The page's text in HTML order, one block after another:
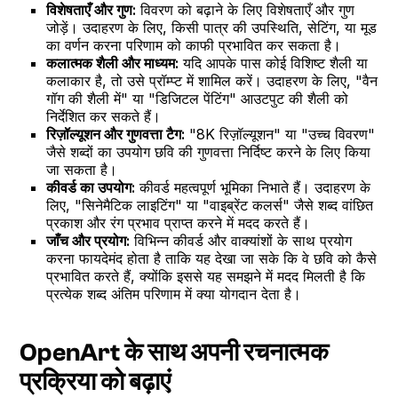
विशेषताएँ और गुण: विवरण को बढ़ाने के लिए विशेषताएँ और गुण
जोड़ें। उदाहरण के लिए, किसी पात्र की उपस्थिति, सेटिंग, या मूड
का वर्णन करना परिणाम को काफी प्रभावित कर सकता है।
कलात्मक शैली और माध्यम: यदि आपके पास कोई विशिष्ट शैली या
कलाकार है, तो उसे प्रॉम्प्ट में शामिल करें। उदाहरण के लिए, "वैन
गॉग की शैली में" या "डिजिटल पेंटिंग" आउटपुट की शैली को
निर्देशित कर सकते हैं।
रिज़ॉल्यूशन और गुणवत्ता टैग: "8K रिज़ॉल्यूशन" या "उच्च विवरण"
जैसे शब्दों का उपयोग छवि की गुणवत्ता निर्दिष्ट करने के लिए किया
जा सकता है।
कीवर्ड का उपयोग: कीवर्ड महत्वपूर्ण भूमिका निभाते हैं। उदाहरण के
लिए, "सिनेमैटिक लाइटिंग" या "वाइब्रेंट कलर्स" जैसे शब्द वांछित
प्रकाश और रंग प्रभाव प्राप्त करने में मदद करते हैं।
जाँच और प्रयोग: विभिन्न कीवर्ड और वाक्यांशों के साथ प्रयोग
करना फायदेमंद होता है ताकि यह देखा जा सके कि वे छवि को कैसे
प्रभावित करते हैं, क्योंकि इससे यह समझने में मदद मिलती है कि
प्रत्येक शब्द अंतिम परिणाम में क्या योगदान देता है।
OpenArt के साथ अपनी रचनात्मक
प्रक्रिया को बढ़ाएं